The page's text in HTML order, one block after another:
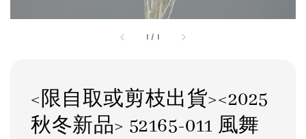
1 / 1
<限自取或剪枝出貨><2025
秋冬新品> 52165-011 風舞